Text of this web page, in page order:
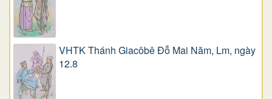
VHTK Thánh Giacôbê Ðỗ Mai Năm, Lm, ngày
12.8